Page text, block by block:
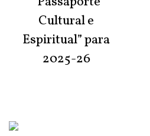
Cultural e
Espiritual” para
2025-26